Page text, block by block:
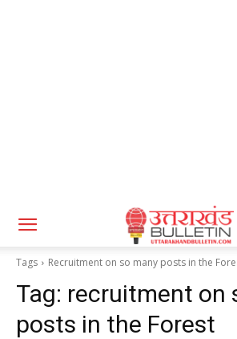
Tags Recruitment on so many posts in the
Tag: recruitment on
posts in the Forest